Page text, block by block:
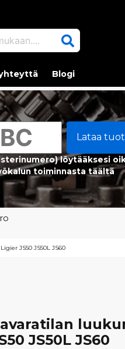
Blogi
Lataa
löytääksesi
toiminnasta täältä
JS50 JS50L JS60
JS50L JS60